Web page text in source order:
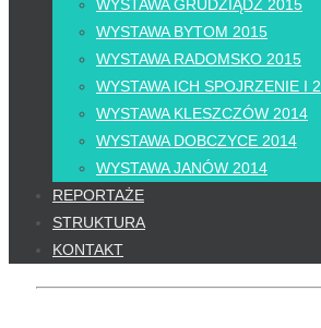
WYSTAWA GRUDZIĄDZ 2015
WYSTAWA BYTOM 2015
WYSTAWA RADOMSKO 2015
WYSTAWA ICH SPOJRZENIE I
WYSTAWA KLESZCZÓW 2014
WYSTAWA DOBCZYCE 2014
WYSTAWA JANÓW 2014
REPORTAŻE
STRUKTURA
KONTAKT